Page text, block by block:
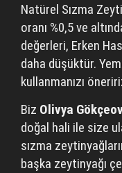
Natürel Sızma
oranı %0,5 ve
değerleri, Erken
daha düşüktür.
kullanmanızı
Biz Olivya
doğal hali ile size
sızma
başka zeytinyağı